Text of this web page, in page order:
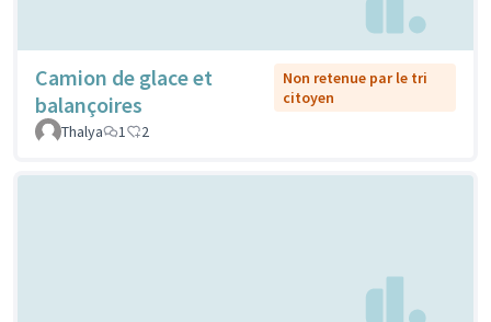
Camion de glace et
balançoires
Non retenue par le tri
citoyen
Thalya
1 2